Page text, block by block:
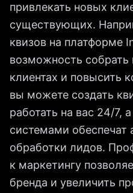
привлекать новых
существующих.
квизов на платформе
возможность
клиентах и повысить
вы можете создать
работать на вас 24/7,
системами обеспечат
обработки лидов.
к маркетингу
бренда и увеличить